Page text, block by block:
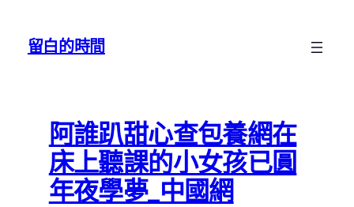
留白的時間
阿誰趴甜心查包養網在
床上聽課的小女孩已圓
年夜學夢_中國網